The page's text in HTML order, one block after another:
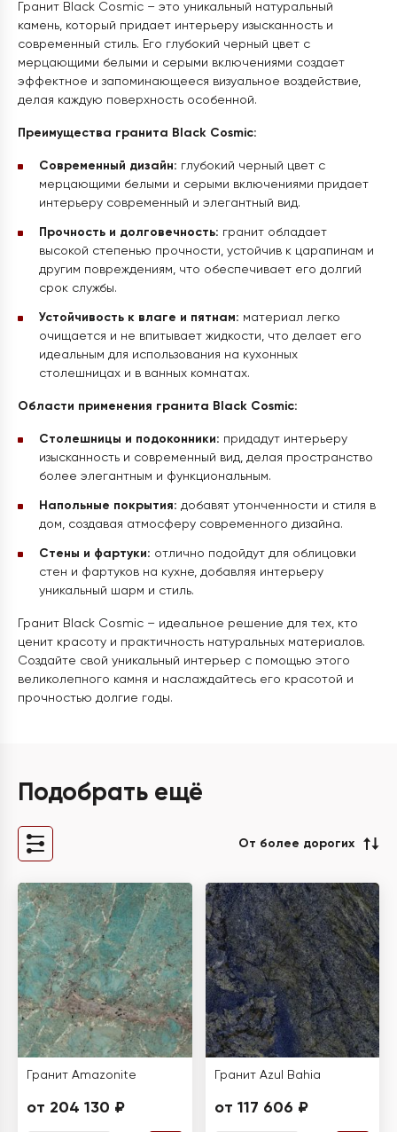
Гранит Black Cosmic – это уникальный натуральный
камень, который придает интерьеру изысканность и
современный стиль. Его глубокий черный цвет с
мерцающими белыми и серыми включениями создает
эффектное и запоминающееся визуальное воздействие,
делая каждую поверхность особенной.
Преимущества гранита Black Cosmic:
Современный дизайн: глубокий черный цвет с
мерцающими белыми и серыми включениями придает
интерьеру современный и элегантный вид.
Прочность и долговечность: гранит обладает
высокой степенью прочности, устойчив к царапинам и
другим повреждениям, что обеспечивает его долгий
срок службы.
Устойчивость к влаге и пятнам: материал легко
очищается и не впитывает жидкости, что делает его
идеальным для использования на кухонных
столешницах и в ванных комнатах.
Области применения гранита Black Cosmic:
Столешницы и подоконники: придадут интерьеру
изысканность и современный вид, делая пространство
более элегантным и функциональным.
Напольные покрытия: добавят утонченности и стиля в
дом, создавая атмосферу современного дизайна.
Стены и фартуки: отлично подойдут для облицовки
стен и фартуков на кухне, добавляя интерьеру
уникальный шарм и стиль.
Гранит Black Cosmic – идеальное решение для тех, кто
ценит красоту и практичность натуральных материалов.
Создайте свой уникальный интерьер с помощью этого
великолепного камня и наслаждайтесь его красотой и
прочностью долгие годы.
Подобрать ещё
От более дорогих
Гранит Amazonite
от 204 130 ₽
Гранит Azul Bahia
от 117 606 ₽